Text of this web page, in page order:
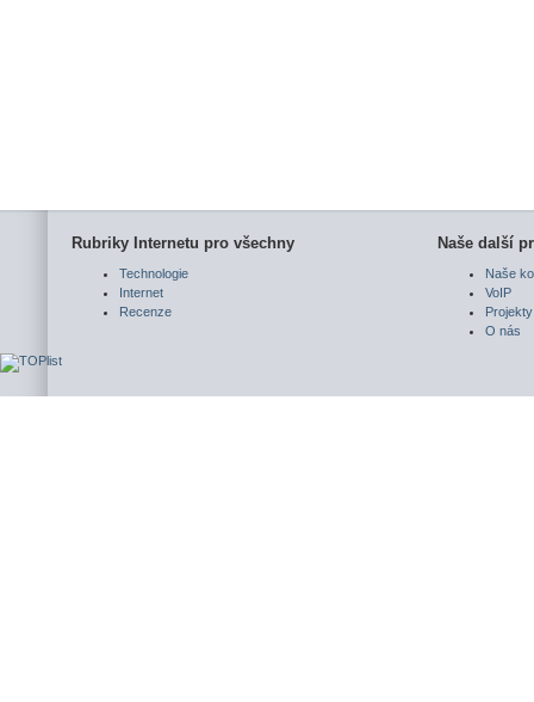
Rubriky Internetu pro všechny
Technologie
Internet
Recenze
Naše další
Naše
VoIP
Projekty
O nás